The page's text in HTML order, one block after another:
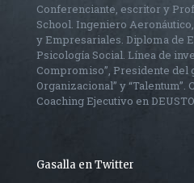
Conferenciante, escritor y
School. Ingeniero
y Empresariales. Diploma de
Psicología Social. Línea de
Compromiso”, Presidente del
Organizacional” y
Coaching Ejecutivo en
Gasalla en Twitter